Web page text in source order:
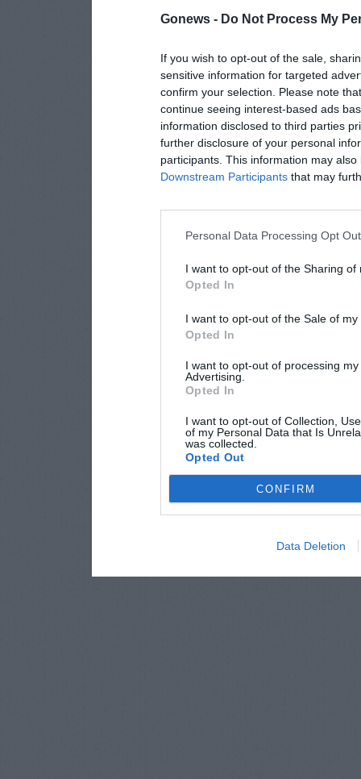
Gonews - Do Not Process My
If you wish to opt-out of the sale,
sensitive information for targeted
confirm your selection. Please note
continue seeing interest-based ads
information disclosed to third parties
further disclosure of your personal
participants. This information may
Downstream Participants that may
Personal Data Processing Opt
I want to opt-out of the Sharing of
Opted In
I want to opt-out of the Sale of
Opted In
I want to opt-out of processing
Advertising.
Opted In
I want to opt-out of Collection,
of my Personal Data that Is
was collected.
Opted Out
CONFIRM
Data Deletion